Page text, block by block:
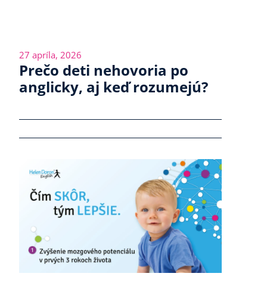
27 apríla, 2026
Prečo deti nehovoria po
anglicky, aj keď rozumejú?